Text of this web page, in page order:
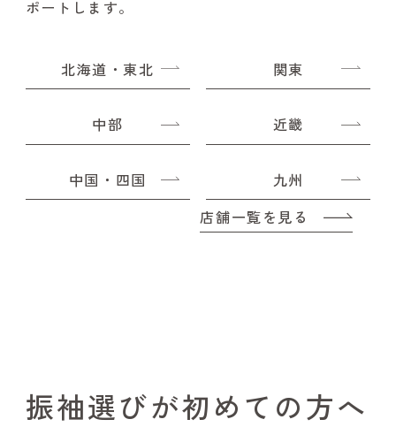
ポートします。
北海道・東北 関東
中部 近畿
中国・四国
九州
店舗一覧を見る
振袖選びが初めての方へ